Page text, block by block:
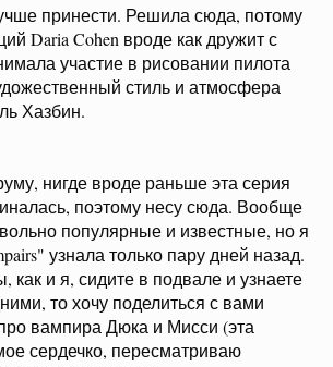
принести. Решила сюда, потому
Daria Cohen вроде как дружит с
участие в рисовании пилота
стиль и атмосфера
Хазбин.
нигде вроде раньше эта серия
поэтому несу сюда. Вообще
популярные и известные, но я
узнала только пару дней назад.
как и я, сидите в подвале и узнаете
то хочу поделиться с вами
вампира Дюка и Мисси (эта
сердечко, пересматриваю